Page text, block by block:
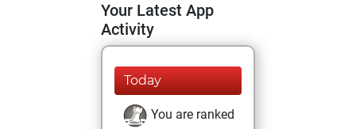
Your Latest App
Activity
Today
You are ranked